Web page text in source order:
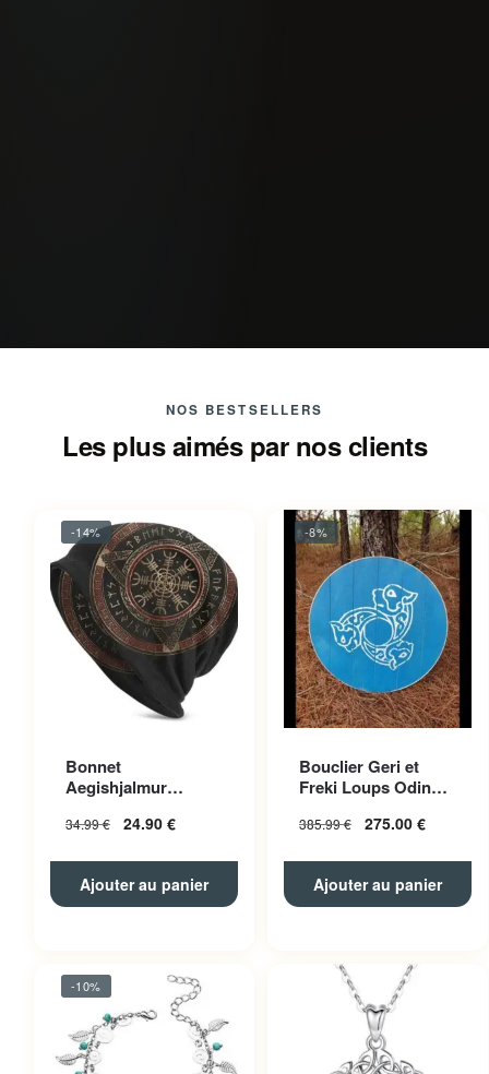
NOS BESTSELLERS
Les plus aimés par nos clients
-14%
Bonnet
Aegishjalmur
34.99€ 24.90 €
Ajouter au panier
-8%
Bouclier Geri et
Freki Loups Odin
385.99€ 275.00 €
Ajouter au panier
-10%